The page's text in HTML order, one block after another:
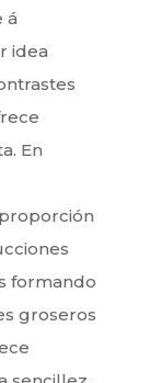
á
idea
En
formando
groseros